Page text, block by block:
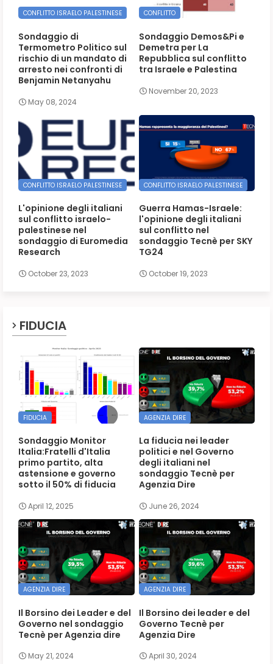
CONFLITTO ISRAELO PALESTINESE
Sondaggio di
Termometro Politico sul
rischio di un mandato di
arresto nei confronti di
Benjamin Netanyahu
May 08, 2024
CONFLITTO
Sondaggio Demos&Pi e
Demetra per La
Repubblica sul conflitto
tra Israele e Palestina
November 20, 2023
CONFLITTO ISRAELO PALESTINESE
L'opinione degli italiani
sul conflitto israelo-
palestinese nel
sondaggio di Euromedia
Research
October 23, 2023
CONFLITTO ISRAELO PALESTINESE
Guerra Hamas-Israele:
l'opinione degli italiani
sul conflitto nel
sondaggio Tecnè per SKY
TG24
October 19, 2023
FIDUCIA
FIDUCIA
Sondaggio Monitor
Italia:Fratelli d'Italia
primo partito, alta
astensione e governo
sotto il 50% di fiducia
April 12, 2025
AGENZIA DIRE
La fiducia nei leader
politici e nel Governo
degli italiani nel
sondaggio Tecnè per
Agenzia Dire
June 26, 2024
AGENZIA DIRE
Il Borsino dei Leader e del
Governo nel sondaggio
Tecnè per Agenzia dire
May 21, 2024
AGENZIA DIRE
Il Borsino dei leader e del
Governo Tecnè per
Agenzia Dire
April 30, 2024